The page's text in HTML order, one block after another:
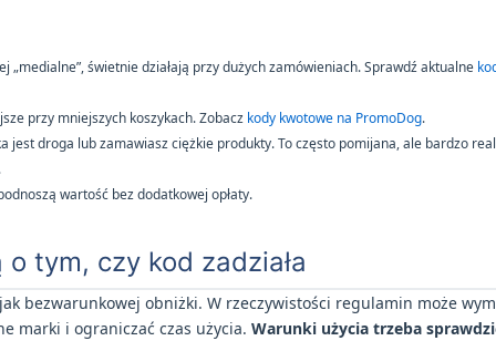
„medialne”, świetnie działają przy dużych zamówieniach. Sprawdź aktualne
przy mniejszych koszykach. Zobacz kody kwotowe na PromoDog.
jest droga lub zamawiasz ciężkie produkty. To często pomijana, ale bardzo
wartość bez dodatkowej opłaty.
tym, czy kod zadziała
bezwarunkowej obniżki. W rzeczywistości regulamin może
marki i ograniczać czas użycia. Warunki użycia trzeba